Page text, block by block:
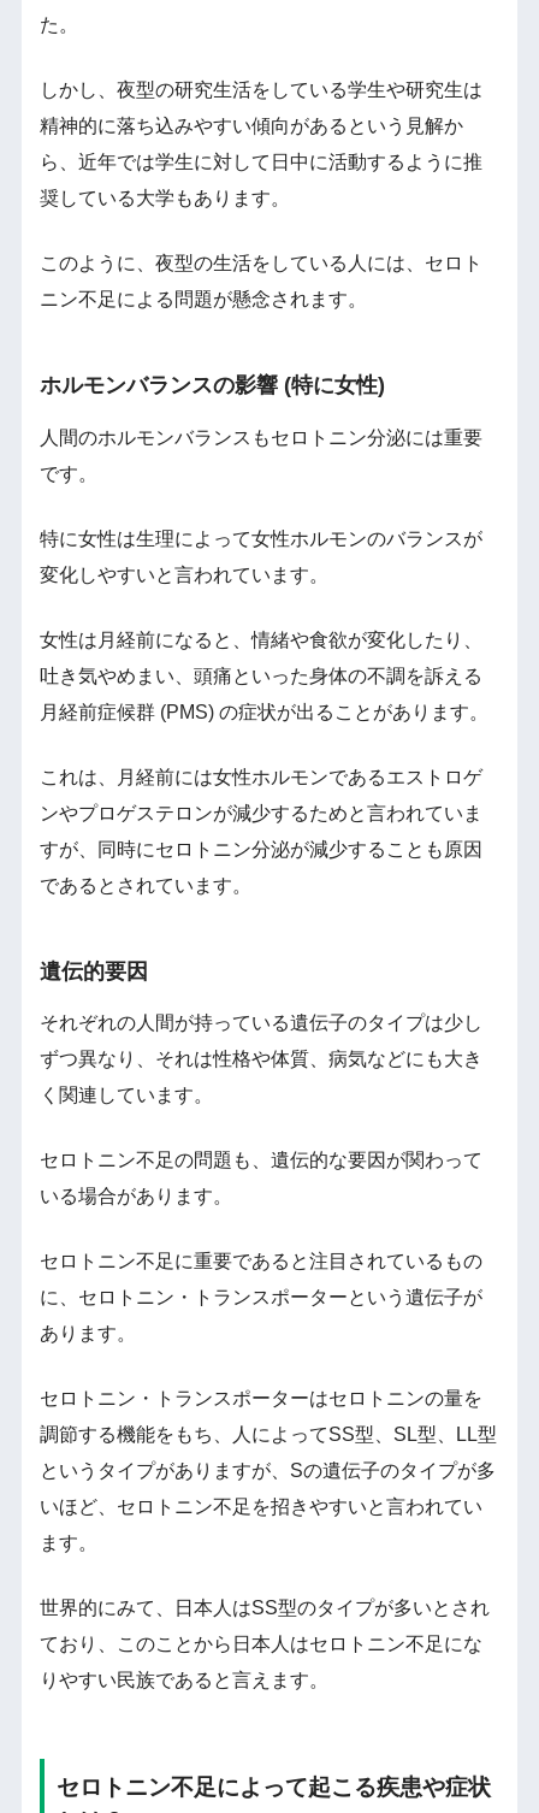
た。
しかし、夜型の研究生活をしている学生や研究生は
精神的に落ち込みやすい傾向があるという見解か
ら、近年では学生に対して日中に活動するように推
奨している大学もあります。
このように、夜型の生活をしている人には、セロト
ニン不足による問題が懸念されます。
ホルモンバランスの影響 (特に女性)
人間のホルモンバランスもセロトニン分泌には重要
です。
特に女性は生理によって女性ホルモンのバランスが
変化しやすいと言われています。
女性は月経前になると、情緒や食欲が変化したり、
吐き気やめまい、頭痛といった身体の不調を訴える
月経前症候群 (PMS) の症状が出ることがあります。
これは、月経前には女性ホルモンであるエストロゲ
ンやプロゲステロンが減少するためと言われていま
すが、同時にセロトニン分泌が減少することも原因
であるとされています。
遺伝的要因
それぞれの人間が持っている遺伝子のタイプは少し
ずつ異なり、それは性格や体質、病気などにも大き
く関連しています。
セロトニン不足の問題も、遺伝的な要因が関わって
いる場合があります。
セロトニン不足に重要であると注目されているもの
に、セロトニン・トランスポーターという遺伝子が
あります。
セロトニン・トランスポーターはセロトニンの量を
調節する機能をもち、人によってSS型、SL型、LL型
というタイプがありますが、Sの遺伝子のタイプが多
いほど、セロトニン不足を招きやすいと言われてい
ます。
世界的にみて、日本人はSS型のタイプが多いとされ
ており、このことから日本人はセロトニン不足にな
りやすい民族であると言えます。
セロトニン不足によって起こる疾患や症状